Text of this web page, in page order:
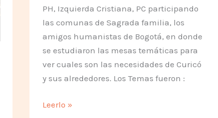
PH, Izquierda Cristiana, PC participando
las comunas de Sagrada familia, los
amigos humanistas de Bogotá, en donde
se estudiaron las mesas temáticas para
ver cuales son las necesidades de Curicó
y sus alrededores. Los Temas fueron :
Actividades
Leerlo »